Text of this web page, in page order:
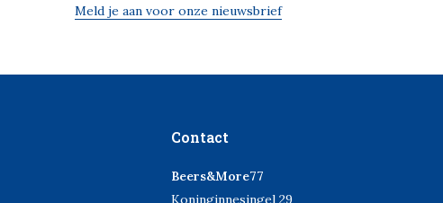
Meld je aan voor onze nieuwsbrief
Contact
Beers&More77
Koninginnesingel 29